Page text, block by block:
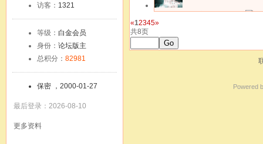
访客： 1321
等级： 白金会员
身份： 论坛版主
总积分： 82981
保密 ，2000-01-27
最后登录：2026-08-10
更多资料
关注中 jeslynlow
更多操作
«12345»
共8页
Go
Powered